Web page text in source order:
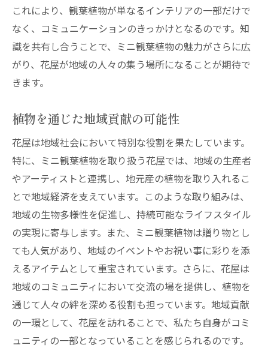
これにより、観葉植物が単なるインテリアの一部だけで
なく、コミュニケーションのきっかけとなるのです。知
識を共有し合うことで、ミニ観葉植物の魅力がさらに広
がり、花屋が地域の人々の集う場所になることが期待で
きます。
植物を通じた地域貢献の可能性
花屋は地域社会において特別な役割を果たしています。
特に、ミニ観葉植物を取り扱う花屋では、地域の生産者
やアーティストと連携し、地元産の植物を取り入れるこ
とで地域経済を支えています。このような取り組みは、
地域の生物多様性を促進し、持続可能なライフスタイル
の実現に寄与します。また、ミニ観葉植物は贈り物とし
ても人気があり、地域のイベントやお祝い事に彩りを添
えるアイテムとして重宝されています。さらに、花屋は
地域のコミュニティにおいて交流の場を提供し、植物を
通じて人々の絆を深める役割も担っています。地域貢献
の一環として、花屋を訪れることで、私たち自身がコミ
ュニティの一部となっていることを感じられるのです。